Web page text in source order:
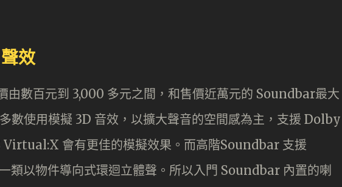
效
由數百元到 3,000 多元之間，和售價近萬元的 Soundbar最大
數使用模擬 3D 音效，以擴大聲音的空間感為主，支援 Dolby
會有更佳的模擬效果。而高階Soundbar 支援
以物件導向式環迴立體聲。所以入門 Soundbar 內置的喇